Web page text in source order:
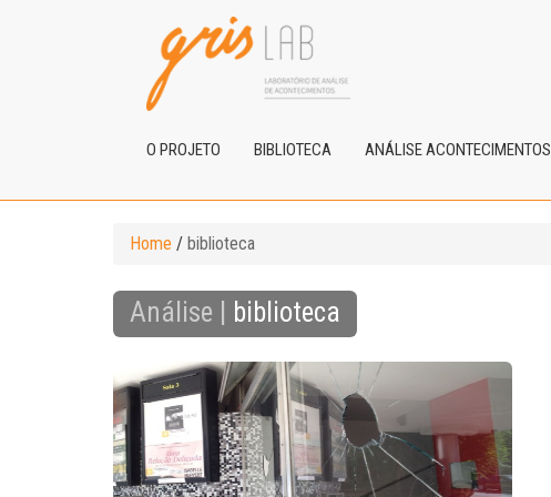
O PROJETO BIBLIOTECA ANÁLISE ACONTECIMENTOS
Home / biblioteca
Análise | biblioteca